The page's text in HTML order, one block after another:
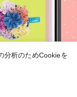
分析のためCookieを